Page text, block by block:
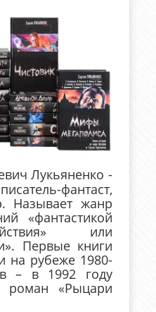
Лукьяненко -
фантаст,
Называет жанр
«фантастикой
или
Первые книги
на рубеже 1980-
– в 1992 году
роман «Рыцари